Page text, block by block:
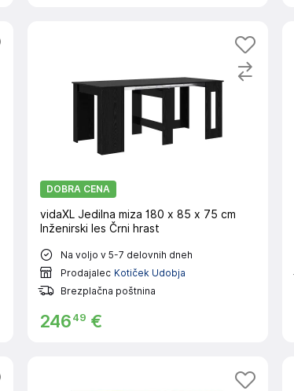
DOBRA CENA
vidaXL Jedilna miza 180 x 85 x 75 cm
Inženirski les Črni hrast
Na voljo v 5-7 delovnih dneh
Prodajalec Kotiček Udobja
Brezplačna poštnina
24649 €